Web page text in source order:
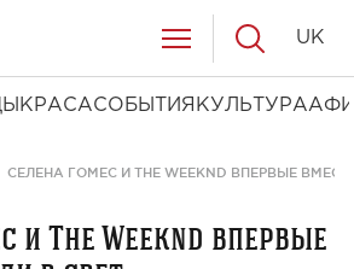
КРАСАСОБЫТИЯ КУЛЬТУРА
UK
СЕЛЕНА ГОМЕС И THE WEEKND ВПЕРВЫЕ
и The Weeknd впервые